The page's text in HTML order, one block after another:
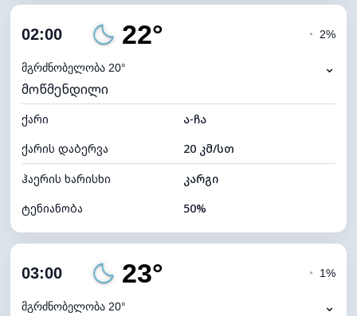
ღრუბლიანობა
ნამის წერტილი
ხილვადობა
განათების ინდექსი 0 (ბნელი)
ღრუბლის სიმაღლე 11680 მ
02:00 22°
მგრძნობელობა 20°
◔ 2%
⌄
მოწმენდილი
ქარი
ა-ჩა
ქარის დაბერვა
20 კმ/სთ
ჰაერის ხარისხი
კარგი
ტენიანობა
50%
ღრუბლიანობა
ნამის წერტილი
03:00 23°
მგრძნობელობა 20°
◔ 1%
⌄